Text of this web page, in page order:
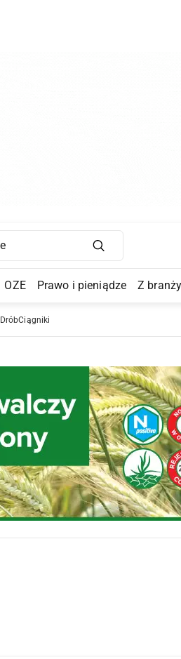
Main Navigation
OZE Prawo i pieniądze Z branży
DróbCiągniki